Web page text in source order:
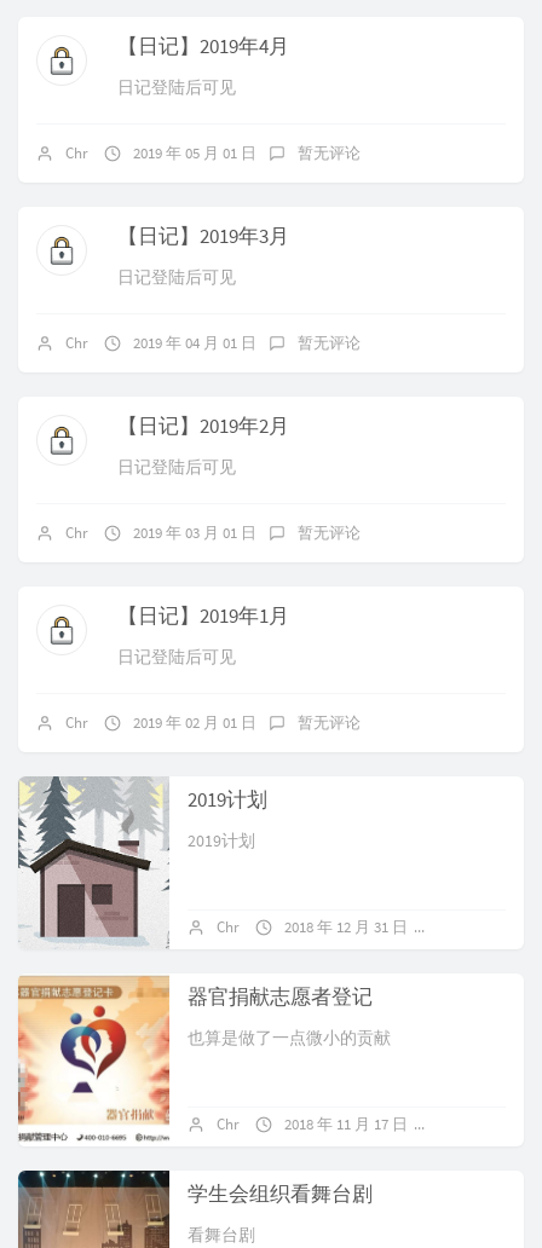
【日记】2019年4月
日记登陆后可见
Chr 2019 年 05 月 01 日 暂无评论
【日记】2019年3月
日记登陆后可见
Chr 2019 年 04 月 01 日 暂无评论
【日记】2019年2月
日记登陆后可见
Chr 2019 年 03 月 01 日 暂无评论
【日记】2019年1月
日记登陆后可见
Chr 2019 年 02 月 01 日 暂无评论
2019计划
2019计划
Chr 2018 年 12 月 31 日
器官捐献志愿者登记
也算是做了一点微小的贡献
Chr 2018 年 11 月 17 日
学生会组织看舞台剧
看舞台剧